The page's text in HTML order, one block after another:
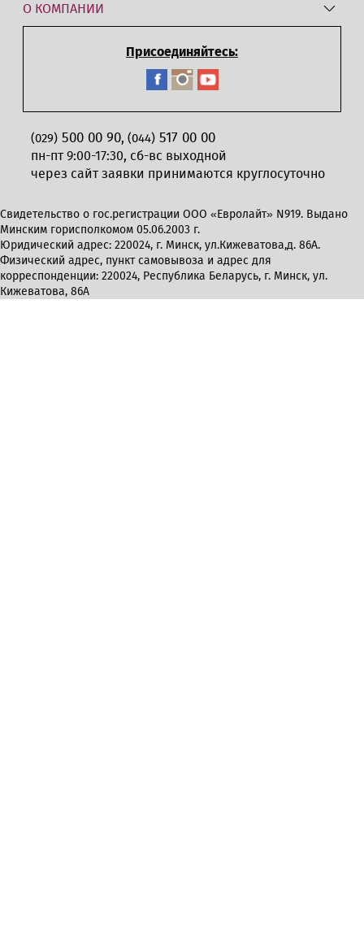
О КОМПАНИИ
Присоединяйтесь:
(029) 500 00 90, (044) 517 00 00
пн-пт 9:00-17:30, сб-вс выходной
через сайт заявки принимаются круглосуточно
Свидетельство о гос.регистрации ООО «Евролайт» N919. Выдано
Минским горисполкомом 05.06.2003 г.
Юридический адрес: 220024, г. Минск, ул.Кижеватова,д. 86А.
Физический адрес, пункт самовывоза и адрес для
корреспонденции: 220024, Республика Беларусь, г. Минск, ул.
Кижеватова, 86А